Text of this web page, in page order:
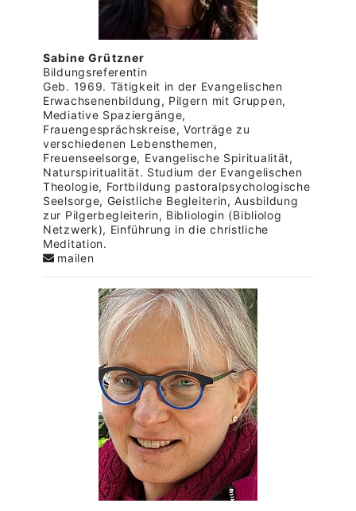
Sabine Grützner
Bildungsreferentin
Geb. 1969. Tätigkeit in der Evangelischen
Erwachsenenbildung, Pilgern mit Gruppen,
Mediative Spaziergänge,
Frauengesprächskreise, Vorträge zu
verschiedenen Lebensthemen,
Freuenseelsorge, Evangelische Spiritualität,
Naturspiritualität. Studium der Evangelischen
Theologie, Fortbildung pastoralpsychologische
Seelsorge, Geistliche Begleiterin, Ausbildung
zur Pilgerbegleiterin, Bibliologin (Bibliolog
Netzwerk), Einführung in die christliche
Meditation.
mailen